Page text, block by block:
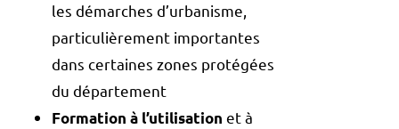
les démarches d’urbanisme,
particulièrement importantes
dans certaines zones protégées
du département
Formation à l’utilisation et à